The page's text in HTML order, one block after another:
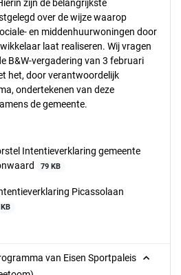
zijn de belangrijkste
over de wijze waarop
en middenhuurwoningen door
laat realiseren. Wij vragen
B&W-vergadering van 3 februari
het, door verantwoordelijk
ondertekenen van deze
de gemeente.
Intentieverklaring gemeente
79 KB
Picassolaan
van Eisen Sportpaleis